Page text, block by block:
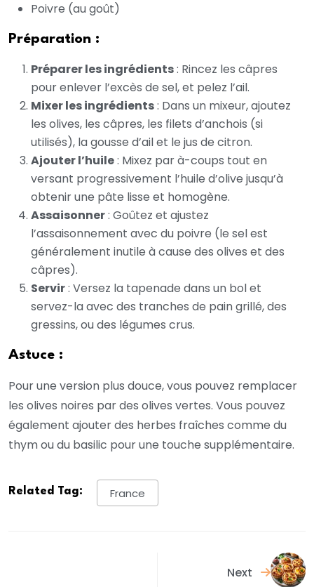
Poivre (au goût)
Préparation :
Préparer les ingrédients: Rincez les câpres
pour enlever l’excès de sel, et pelez l’ail.
Mixer les ingrédients: Dans un mixeur, ajoutez
les olives, les câpres, les filets d’anchois (si
utilisés), la gousse d’ail et le jus de citron.
Ajouter l’huile: Mixez par à-coups tout en
versant progressivement l’huile d’olive jusqu’à
obtenir une pâte lisse et homogène.
Assaisonner: Goûtez et ajustez
l’assaisonnement avec du poivre (le sel est
généralement inutile à cause des olives et des
câpres).
Servir: Versez la tapenade dans un bol et
servez-la avec des tranches de pain grillé, des
gressins, ou des légumes crus.
Astuce :
Pour une version plus douce, vous pouvez remplacer
les olives noires par des olives vertes. Vous pouvez
également ajouter des herbes fraîches comme du
thym ou du basilic pour une touche supplémentaire.
Related Tag: France
Next